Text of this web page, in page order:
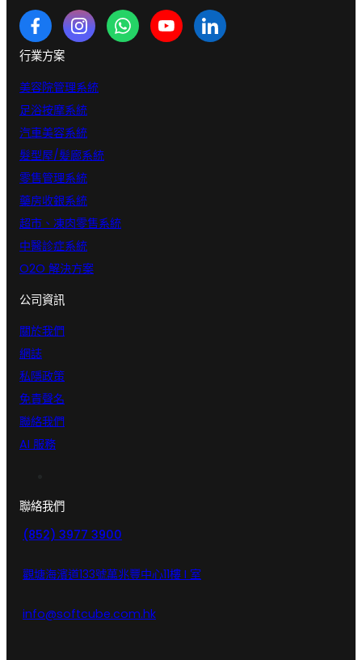
行業方案
美容院管理系統
足浴按摩系統
汽車美容系統
髮型屋/髪廊系統
零售管理系統
藥房收銀系統
超市、凍肉零售系統
中醫診症系統
O2O 解決方案
公司資訊
關於我們
網誌
私隱政策
免責聲名
聯絡我們
AI 服務
聯絡我們
(852) 3977 3900
觀塘海濱道133號萬兆豐中心11樓 I 室
info@softcube.com.hk